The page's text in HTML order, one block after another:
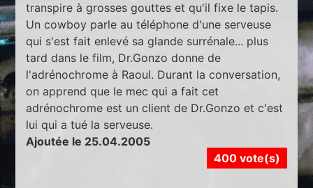
transpire à grosses gouttes et qu'il fixe le tapis.
Un cowboy parle au téléphone d'une serveuse
qui s'est fait enlevé sa glande surrénale... plus
tard dans le film, Dr.Gonzo donne de
l'adrénochrome à Raoul. Durant la conversation,
on apprend que le mec qui a fait cet
adrénochrome est un client de Dr.Gonzo et c'est
lui qui a tué la serveuse.
Ajoutée le 25.04.2005
400 vote(s)